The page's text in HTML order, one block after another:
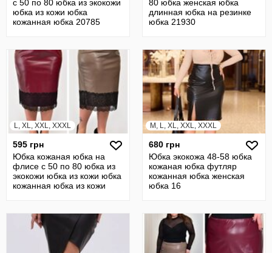
с 50 по 80 юбка из экокожи
юбка из кожи юбка
кожанная юбка 20785
80 юбка женская юбка
длинная юбка на резинке
юбка 21930
L, XL, XXL, XXXL
595 грн
Юбка кожаная юбка на
флисе с 50 по 80 юбка из
экокожи юбка из кожи юбка
кожанная юбка из кожи
M, L, XL, XXL, XXXL
680 грн
Юбка экокожа 48-58 юбка
кожаная юбка футляр
кожанная юбка женская
юбка 16